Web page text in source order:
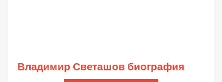
Владимир Светашов биография